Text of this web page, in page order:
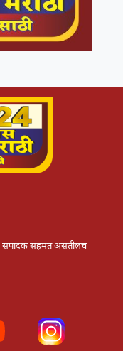
संपादक सहमत असतीलच